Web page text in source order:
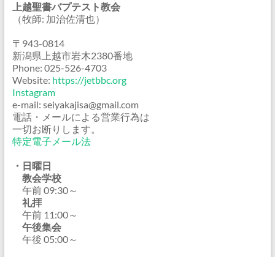
上越聖書バプテスト教会
（牧師: 加治佐清也）
〒943-0814
新潟県上越市岩木2380番地
Phone: 025-526-4703
Website: https://jetbbc.org
Instagram
e-mail: seiyakajisa@gmail.com
電話・メールによる営業行為は
一切お断りします。
特定電子メール法
・日曜日
教会学校
午前 09:30～
礼拝
午前 11:00～
午後集会
午後 05:00～